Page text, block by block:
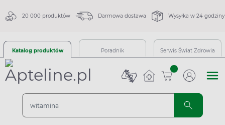
20 000 produktów Darmowa dostawa Wysyłka w 24 godziny
Katalog produktów Poradnik Serwis Świat Zdrowia
sztuk